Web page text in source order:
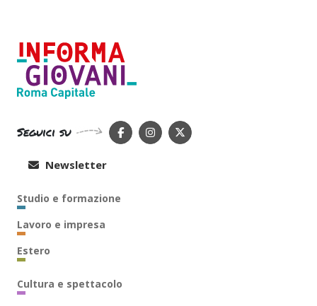
Seguici su
Newsletter
Studio e formazione
Lavoro e impresa
Estero
Cultura e spettacolo